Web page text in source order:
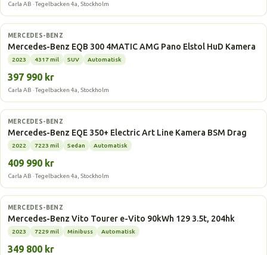
Carla AB · Tegelbacken 4a, Stockholm
Elbil
MERCEDES-BENZ
Mercedes-Benz EQB 300 4MATIC AMG Pano Elstol HuD Kamera
2023 4317 mil SUV Automatisk
397 990 kr
Carla AB · Tegelbacken 4a, Stockholm
Elbil
MERCEDES-BENZ
Mercedes-Benz EQE 350+ Electric Art Line Kamera BSM Drag
2022 7223 mil Sedan Automatisk
409 990 kr
Carla AB · Tegelbacken 4a, Stockholm
Elbil
MERCEDES-BENZ
Mercedes-Benz Vito Tourer e-Vito 90kWh 129 3.5t, 204hk
2023 7229 mil Minibuss Automatisk
349 800 kr